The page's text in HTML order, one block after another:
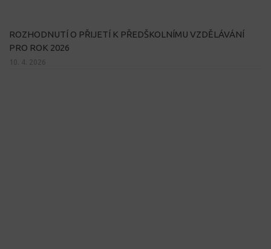
ROZHODNUTÍ O PŘIJETÍ K PŘEDŠKOLNÍMU VZDĚLÁVÁNÍ
PRO ROK 2026
10. 4. 2026